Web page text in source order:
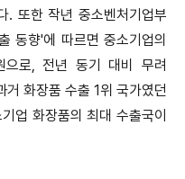
. 또한 작년 중소벤처기업부
동향'에 따르면 중소기업의
로, 전년 동기 대비 무려
화장품 수출 1위 국가였던
업 화장품의 최대 수출국이